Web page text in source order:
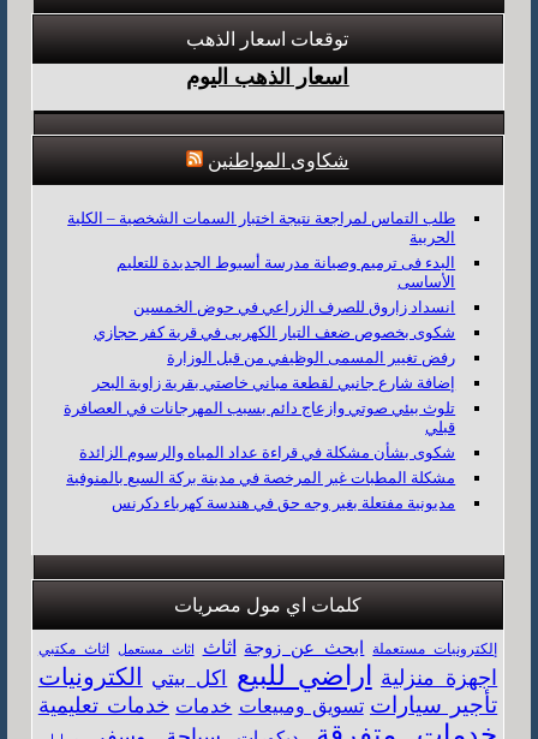
توقعات اسعار الذهب
اسعار الذهب اليوم
شكاوى المواطنين
طلب التماس لمراجعة نتيجة اختبار السمات الشخصية – الكلية
الحربية
البدء فى ترميم وصيانة مدرسة أسيوط الجديدة للتعليم
الأساسى
انسداد زاروق للصرف الزراعي في حوض الخمسين
شكوى بخصوص ضعف التيار الكهربى في قرية كفر حجازي
رفض تغيير المسمى الوظيفي من قبل الوزارة
إضافة شارع جانبي لقطعة مباني خاصتي بقرية زاوية البحر
تلوث بيئي صوتي وازعاج دائم بسبب المهرجانات في العصافرة
قبلي
شكوى بشأن مشكلة في قراءة عداد المياه والرسوم الزائدة
مشكلة المطبات غير المرخصة في مدينة بركة السبع بالمنوفية
مديونية مفتعلة بغير وجه حق في هندسة كهرباء دكرنس
كلمات اي مول مصريات
إلكترونيات مستعملة ابحث عن زوجة اثاث اثاث مستعمل اثاث مكتبي
اجهزة منزلية اراضي للبيع اكل بيتي الكترونيات
تأجير سيارات تسويق ومبيعات خدمات خدمات تعليمية